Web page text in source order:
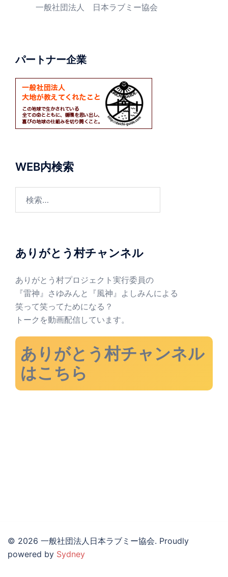
一般社団法人 日本ラブミー協会
パートナー企業
WEB内検索
ありがとう村チャンネル
ありがとう村プロジェクト実行委員の
『雷神』さゆみんと『風神』よしみんによる
笑って笑ってためになる？
トークを動画配信しています。
ありがとう村チャンネル
はこちら
© 2026 一般社団法人日本ラブミー協会. Proudly
powered by Sydney